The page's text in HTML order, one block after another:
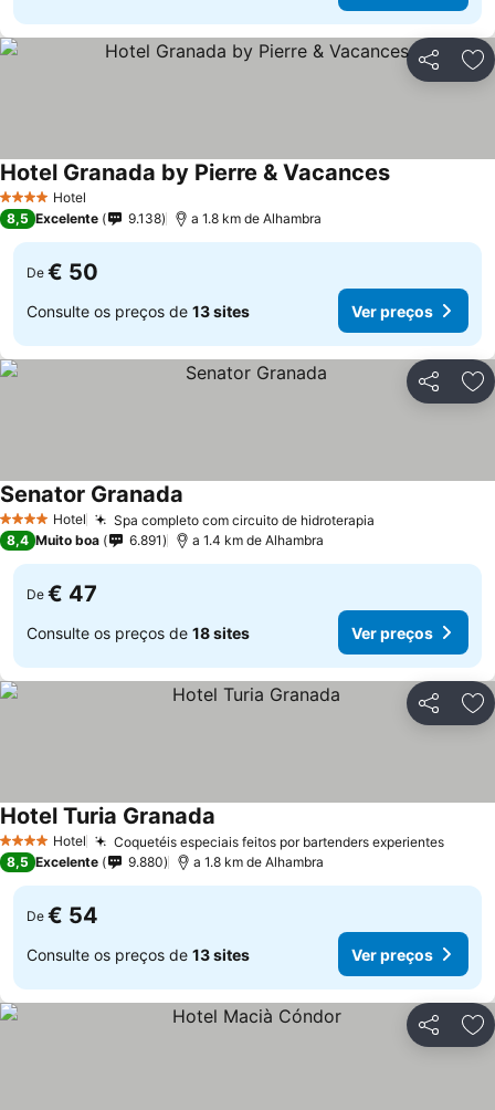
Partilhar
4 EstrelasHotel
Hotel Granada by Pierre & Vacances
8,5 Excelente 9.138 a 1.8 km de Alhambra
De € 50
Consulte os preços de 13 sites Ver preços
Partilhar
4 EstrelasHotel Spa completo com circuito de hidroterapia
Senator Granada
8,4 Muito boa 6.891 a 1.4 km de Alhambra
De € 47
Consulte os preços de 18 sites Ver preços
Partilhar
4 EstrelasHotel Coquetéis especiais feitos por bartenders experientes
Hotel Turia Granada
8,5 Excelente 9.880 a 1.8 km de Alhambra
De € 54
Consulte os preços de 13 sites Ver preços
Partilhar